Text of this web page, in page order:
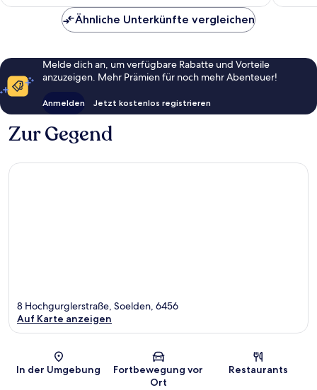
Ähnliche Unterkünfte vergleichen
Melde dich an, um verfügbare Rabatte und Vorteile
anzuzeigen. Mehr Prämien für noch mehr Abenteuer!
Anmelden Jetzt kostenlos registrieren
Zur Gegend
Karte
8 Hochgurglerstraße, Soelden, 6456
Auf Karte anzeigen
In der Umgebung
Fortbewegung vor
Ort
Restaurants